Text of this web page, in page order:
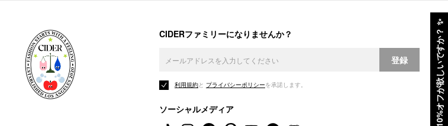
10%オフが欲しいですか？
✨
CIDERファミリーになりませんか？
登録
利用規約と プライバシーポリシーを承諾します。
ソーシャルメディア